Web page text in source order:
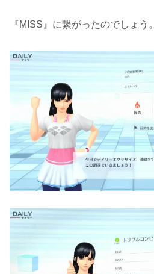
『MISS』に繋がったのでしょう。